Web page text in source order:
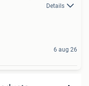
Details
6 aug 26